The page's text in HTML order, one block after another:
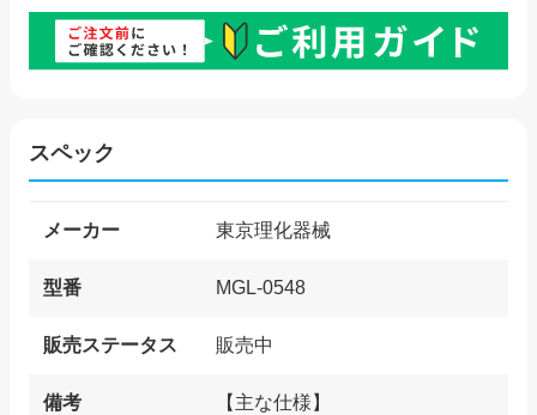
スペック
メーカー 東京理化器械
型番 MGL-0548
販売ステータス 販売中
備考
【主な仕様】